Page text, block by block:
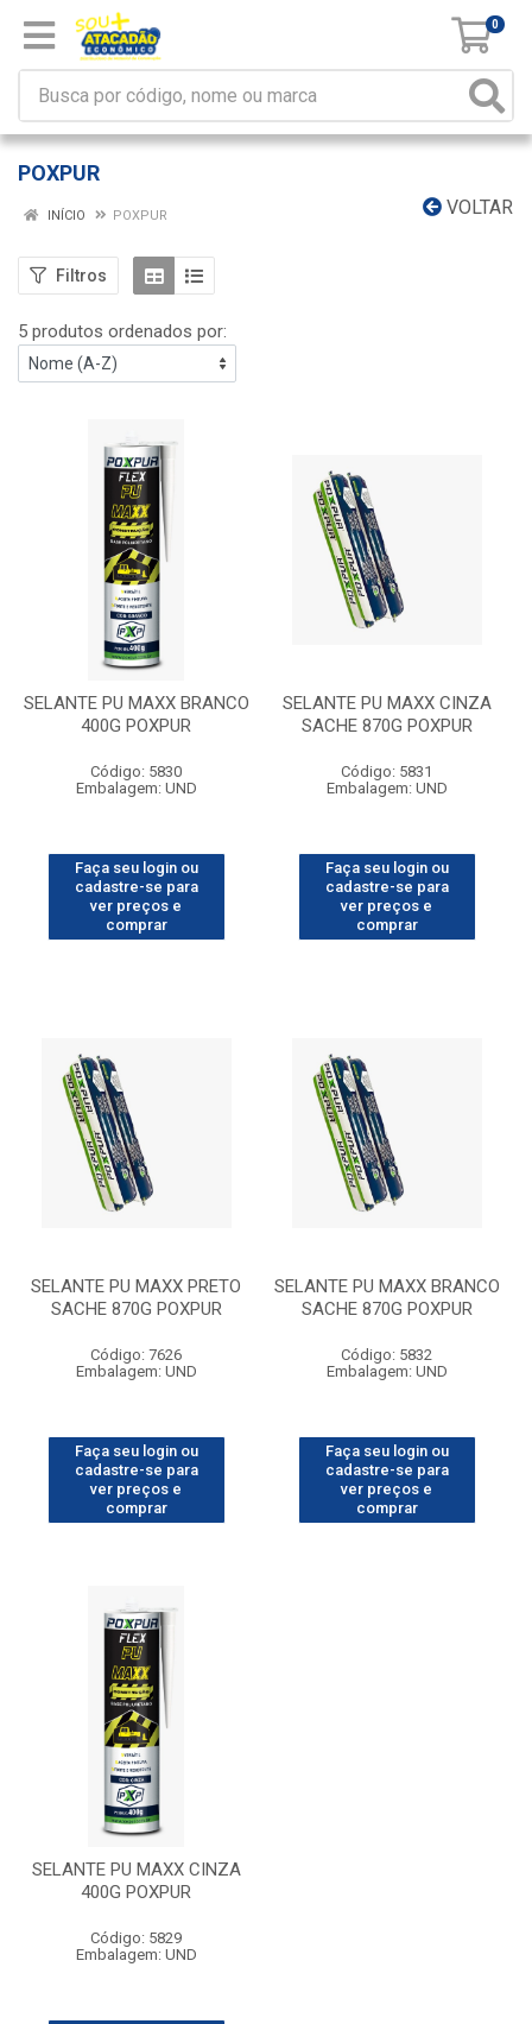
0
POXPUR
VOLTAR
INÍCIO POXPUR
Filtros
5 produtos ordenados por:
SELANTE PU MAXX BRANCO
400G POXPUR
Código: 5830
Embalagem: UND
Faça seu login ou
cadastre-se para
ver preços e
comprar
SELANTE PU MAXX CINZA
SACHE 870G POXPUR
Código: 5831
Embalagem: UND
Faça seu login ou
cadastre-se para
ver preços e
comprar
SELANTE PU MAXX PRETO
SACHE 870G POXPUR
Código: 7626
Embalagem: UND
Faça seu login ou
cadastre-se para
ver preços e
comprar
SELANTE PU MAXX BRANCO
SACHE 870G POXPUR
Código: 5832
Embalagem: UND
Faça seu login ou
cadastre-se para
ver preços e
comprar
SELANTE PU MAXX CINZA
400G POXPUR
Código: 5829
Embalagem: UND